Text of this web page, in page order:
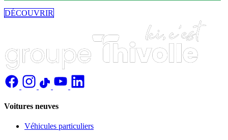
DÉCOUVRIR
Voitures neuves
Véhicules particuliers